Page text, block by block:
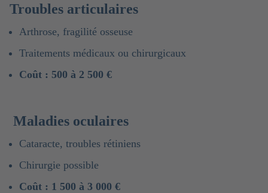
Troubles articulaires
Arthrose, fragilité osseuse
Traitements médicaux ou chirurgicaux
Coût : 500 à 2 500 €
Maladies oculaires
Cataracte, troubles rétiniens
Chirurgie possible
Coût : 1 500 à 3 000 €